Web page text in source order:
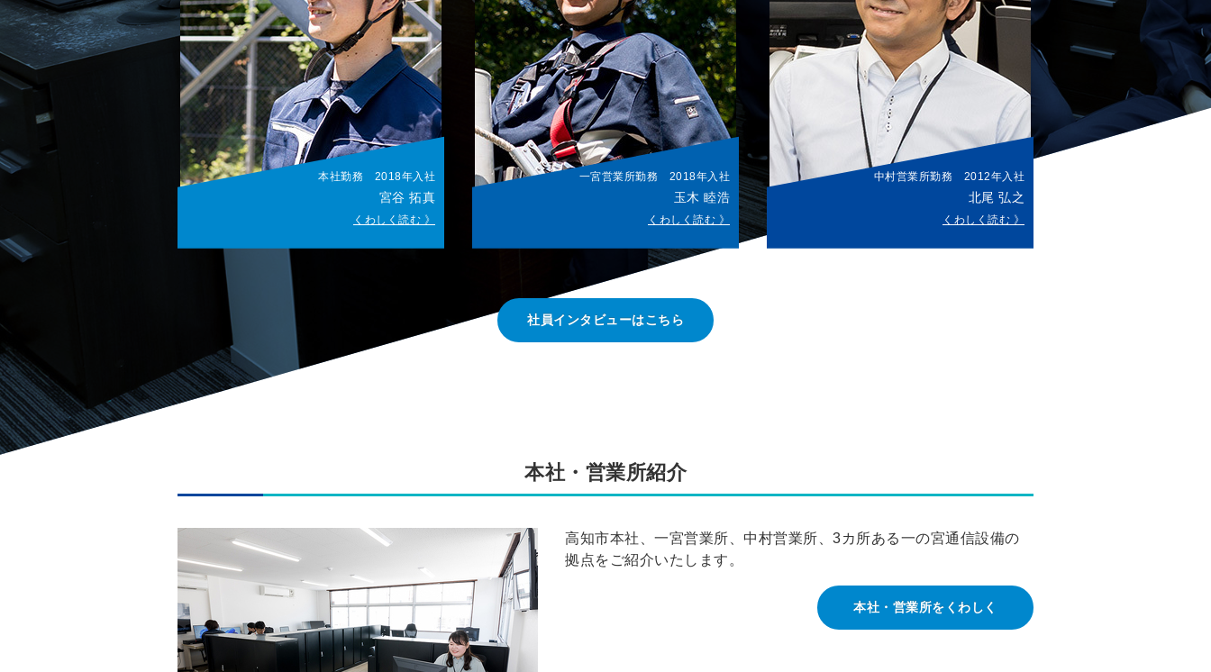
本社勤務 2018年入社
宮谷 拓真
くわしく読む 》
一宮営業所勤務 2018年入社
玉木 睦浩
くわしく読む 》
中村営業所勤務 2012年入社
北尾 弘之
くわしく読む 》
社員インタビューはこちら
本社・営業所紹介
高知市本社、一宮営業所、中村営業所、3カ所ある一の宮通信設備の
拠点をご紹介いたします。
本社・営業所をくわしく